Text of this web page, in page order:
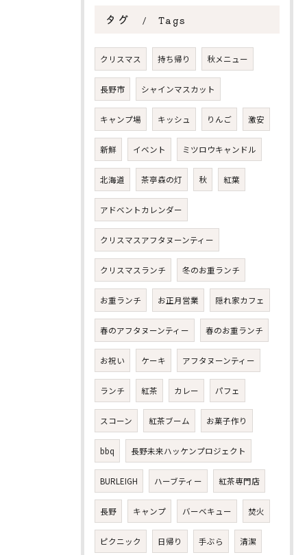
タグ Tags
クリスマス 持ち帰り 秋メニュー
長野市 シャインマスカット
キャンプ場 キッシュ りんご 激安
新鮮 イベント ミツロウキャンドル
北海道 茶亭森の灯 秋 紅葉
アドベントカレンダー
クリスマスアフタヌーンティー
クリスマスランチ 冬のお重ランチ
お重ランチ お正月営業 隠れ家カフェ
春のアフタヌーンティー 春のお重ランチ
お祝い ケーキ アフタヌーンティー
ランチ 紅茶 カレー パフェ
スコーン 紅茶ブーム お菓子作り
bbq 長野未来ハッケンプロジェクト
BURLEIGH ハーブティー 紅茶専門店
長野 キャンプ バーベキュー 焚火
ピクニック 日帰り 手ぶら 清潔
お気軽にお問い合わせください